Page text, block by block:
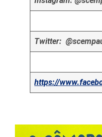
Twitter:
https://